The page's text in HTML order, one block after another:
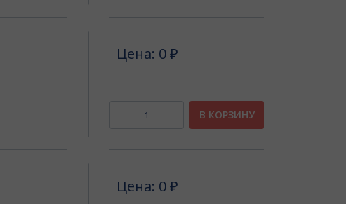
Цена: 0 ₽
В КОРЗИНУ
Цена: 0 ₽